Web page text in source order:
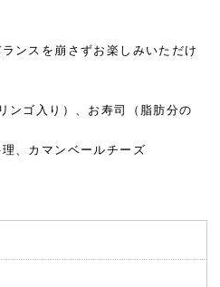
ンスを崩さずお楽しみいただけ
ゴ入り）、お寿司（脂肪分の
、カマンベールチーズ